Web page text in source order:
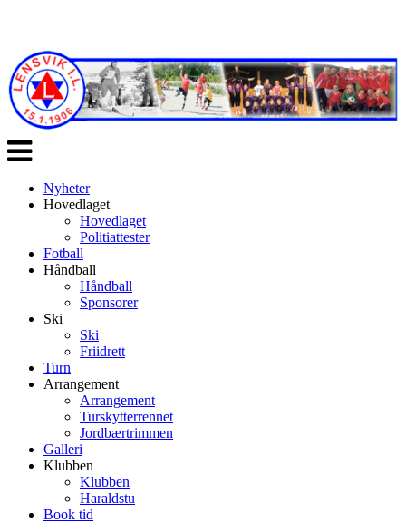
Veksle
navigasjon
Nyheter
Hovedlaget
Hovedlaget
Politiattester
Fotball
Håndball
Håndball
Sponsorer
Ski
Ski
Friidrett
Turn
Arrangement
Arrangement
Turskytterrennet
Jordbærtrimmen
Galleri
Klubben
Klubben
Haraldstu
Book tid